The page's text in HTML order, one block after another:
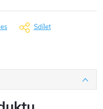
Sdílet